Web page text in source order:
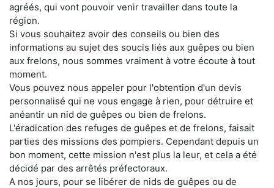
agréés, qui vont pouvoir venir travailler dans toute la
région.
Si vous souhaitez avoir des conseils ou bien des
informations au sujet des soucis liés aux guêpes ou bien
aux frelons, nous sommes vraiment à votre écoute à tout
moment.
Vous pouvez nous appeler pour l'obtention d'un devis
personnalisé qui ne vous engage à rien, pour détruire et
anéantir un nid de guêpes ou bien de frelons.
L'éradication des refuges de guêpes et de frelons, faisait
parties des missions des pompiers. Cependant depuis un
bon moment, cette mission n'est plus la leur, et cela a été
décidé par des arrêtés préfectoraux.
A nos jours, pour se libérer de nids de guêpes ou de